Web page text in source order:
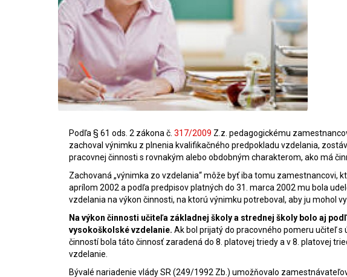
Podľa § 61 ods. 2 zákona č. 317/2009 Z.z. pedagogickému
zachoval výnimku z plnenia kvalifikačného predpokladu vzdelania,
pracovnej činnosti s rovnakým alebo obdobným charakterom, ako má
Zachovaná „výnimka zo vzdelania“ môže byť iba tomu zamestnancovi,
aprílom 2002 a podľa predpisov platných do 31. marca 2002 mu bola
vzdelania na výkon činnosti, na ktorú výnimku potreboval, aby ju mohol
Na výkon činnosti učiteľa základnej školy a strednej školy bolo aj
vysokoškolské vzdelanie. Ak bol prijatý do pracovného pomeru učiteľ
činností bola táto činnosť zaradená do 8. platovej triedy a v 8. platovej
vzdelanie.
Bývalé nariadenie vlády SR (249/1992 Zb.) umožňovalo